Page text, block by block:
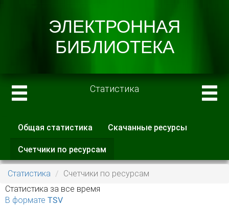
Статистика
Главные вкладки
Общая статистика Скачанные ресурсы
Счетчики по ресурсам
вкладка)
Статистика
Счетчики по ресурсам
Статистика за все время
В формате TSV